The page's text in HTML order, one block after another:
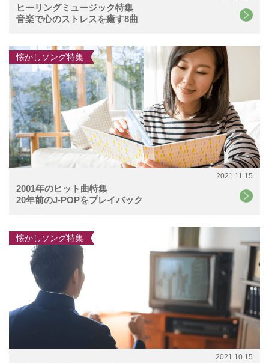
ヒーリングミュージック特集
音楽で心のストレスを癒す8曲
2021.11.15
2001年のヒット曲特集
20年前のJ-POPをプレイバック
懐かしソング特集
2021.10.15
懐かしソング特集